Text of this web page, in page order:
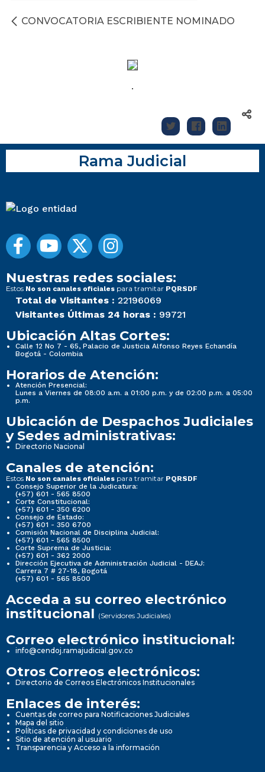
CONVOCATORIA ESCRIBIENTE NOMINADO
Rama Judicial
Nuestras redes sociales:
Estos No son canales oficiales para tramitar PQRSDF
Total de Visitantes : 22196069
Visitantes Últimas 24 horas : 99721
Ubicación Altas Cortes:
Calle 12 No 7 - 65, Palacio de Justicia Alfonso Reyes Echandía
Bogotá - Colombia
Horarios de Atención:
Atención Presencial:
Lunes a Viernes de 08:00 a.m. a 01:00 p.m. y de 02:00 p.m. a 05:00
p.m.
Ubicación de Despachos Judiciales
y Sedes administrativas:
Directorio Nacional
Canales de atención:
Estos No son canales oficiales para tramitar PQRSDF
Consejo Superior de la Judicatura:
(+57) 601 - 565 8500
Corte Constitucional:
(+57) 601 - 350 6200
Consejo de Estado:
(+57) 601 - 350 6700
Comisión Nacional de Disciplina Judicial:
(+57) 601 - 565 8500
Corte Suprema de Justicia:
(+57) 601 - 362 2000
Dirección Ejecutiva de Administración Judicial - DEAJ:
Carrera 7 # 27-18, Bogotá
(+57) 601 - 565 8500
Acceda a su correo electrónico
institucional (Servidores Judiciales)
Correo electrónico institucional:
info@cendoj.ramajudicial.gov.co
Otros Correos electrónicos:
Directorio de Correos Electrónicos Institucionales
Enlaces de interés:
Cuentas de correo para Notificaciones Judiciales
Mapa del sitio
Políticas de privacidad y condiciones de uso
Sitio de atención al usuario
Transparencia y Acceso a la información